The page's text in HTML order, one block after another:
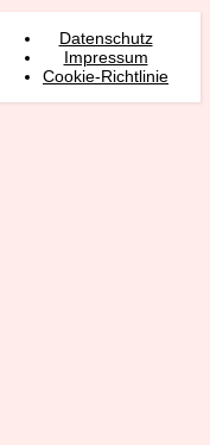
Datenschutz
Impressum
Cookie-Richtlinie